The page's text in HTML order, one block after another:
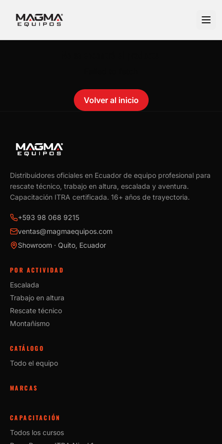
Volver al inicio
Distribuidores oficiales en Ecuador de equipo profesional para
rescate técnico, trabajo en altura, escalada y aventura.
Capacitación ITRA certificada. 16+ años de trayectoria.
+593 98 068 9215
ventas@magmaequipos.com
Showroom · Quito, Ecuador
POR ACTIVIDAD
Escalada
Trabajo en altura
Rescate técnico
Montañismo
CATÁLOGO
Todo el equipo
MARCAS
CAPACITACIÓN
Todos los cursos